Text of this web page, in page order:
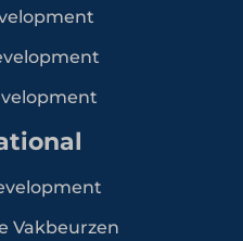
Vakbeurzen